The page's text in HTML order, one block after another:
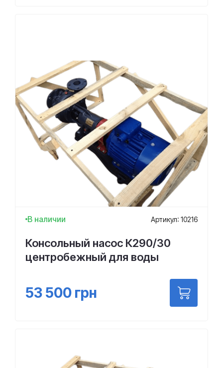
В наличии Артикул: 10216
Консольный насос К290/30
центробежный для воды
53 500 грн